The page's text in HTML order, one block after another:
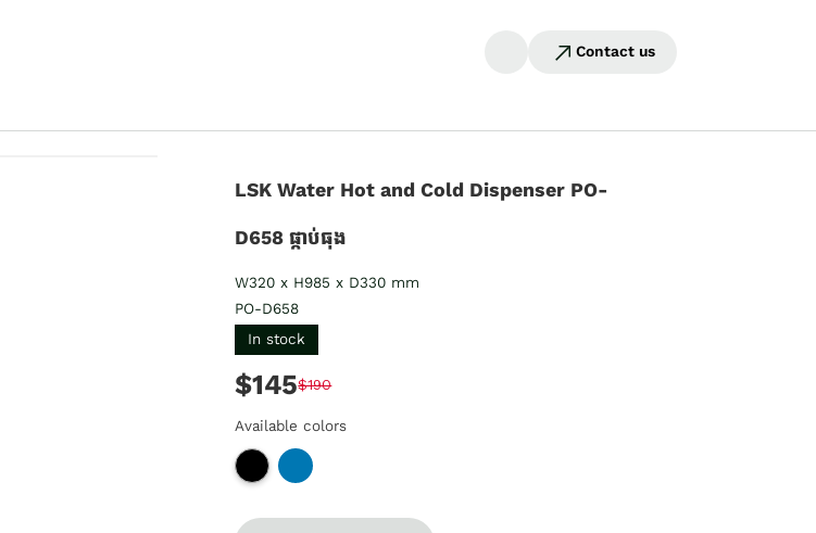
Contact us
LSK Water Hot and Cold Dispenser PO-
D658 ផ្កាប់ធុង
W320 x H985 x D330 mm
PO-D658
In stock
$145$190
Available colors